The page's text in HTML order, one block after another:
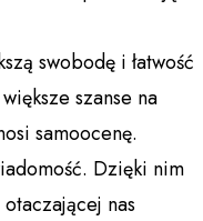
swobodę i łatwość
szanse na
samoocenę.
Dzięki nim
nas